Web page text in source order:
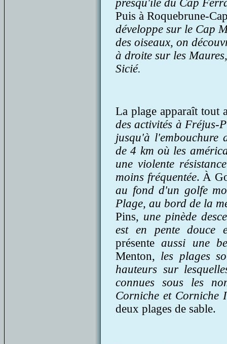
presqu'île du Cap
Puis à Roquebrune-
développe sur le Cap
des oiseaux, on
à droite sur les
Sicié.
La plage apparaît tout
des activités à Fréjus-
jusqu'à l'embouchure
de 4 km où les
une violente
moins fréquentée. À
au fond d'un golfe
Plage, au bord de la
Pins, une pinède
est en pente douce
présenteaussi une
Menton, les plages
hauteurs sur
connues sous les
Corniche et Corniche
deux plages de sable.